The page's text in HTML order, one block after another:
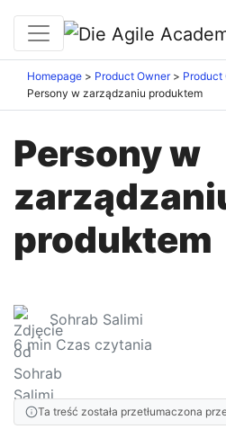
Homepage Product Owner
Product
Persony w zarządzaniu produktem
Persony w
produktem
Sohrab Salimi
6min Czas czytania
Ta treść została przetłumaczona